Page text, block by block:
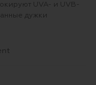
UVA- и UVB-
дужки